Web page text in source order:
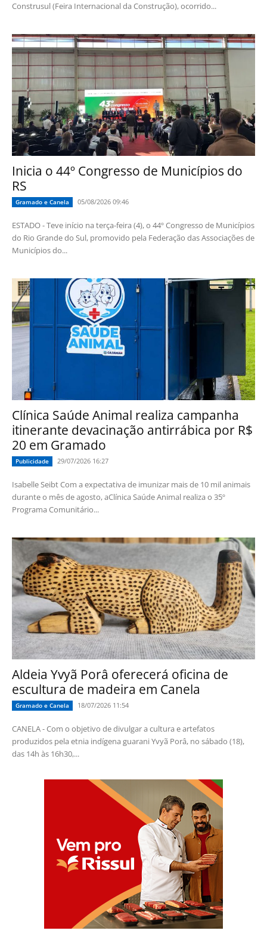
Construsul (Feira Internacional da Construção), ocorrido...
Inicia o 44º Congresso de Municípios do
RS
Gramado e Canela 05/08/2026 09:46
ESTADO - Teve início na terça-feira (4), o 44º Congresso de Municípios
do Rio Grande do Sul, promovido pela Federação das Associações de
Municípios do...
Clínica Saúde Animal realiza campanha
itinerante devacinação antirrábica por R$
20 em Gramado
Publicidade 29/07/2026 16:27
Isabelle Seibt Com a expectativa de imunizar mais de 10 mil animais
durante o mês de agosto, aClínica Saúde Animal realiza o 35º
Programa Comunitário...
Aldeia Yvyã Porâ oferecerá oficina de
escultura de madeira em Canela
Gramado e Canela 18/07/2026 11:54
CANELA - Com o objetivo de divulgar a cultura e artefatos
produzidos pela etnia indígena guarani Yvyã Porâ, no sábado (18),
das 14h às 16h30,...